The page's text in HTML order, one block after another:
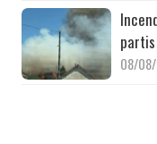
08/